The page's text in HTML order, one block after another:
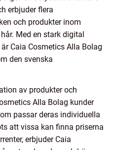
erbjuder flera
och produkter inom
Med en stark digital
Caia Cosmetics Alla Bolag
den svenska
av produkter och
Alla Bolag kunder
passar deras individuella
att vissa kan finna priserna
erbjuder Caia